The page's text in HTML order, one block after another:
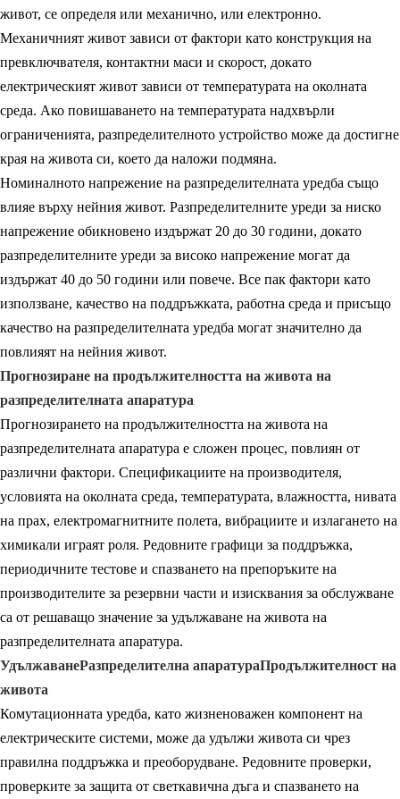
живот, се определя или механично, или електронно.
Механичният живот зависи от фактори като конструкция на
превключвателя, контактни маси и скорост, докато
електрическият живот зависи от температурата на околната
среда. Ако повишаването на температурата надхвърли
ограниченията, разпределителното устройство може да достигне
края на живота си, което да наложи подмяна.
Номиналното напрежение на разпределителната уредба също
влияе върху нейния живот. Разпределителните уреди за ниско
напрежение обикновено издържат 20 до 30 години, докато
разпределителните уреди за високо напрежение могат да
издържат 40 до 50 години или повече. Все пак фактори като
използване, качество на поддръжката, работна среда и присъщо
качество на разпределителната уредба могат значително да
повлияят на нейния живот.
Прогнозиране на продължителността на живота на
разпределителната апаратура
Прогнозирането на продължителността на живота на
разпределителната апаратура е сложен процес, повлиян от
различни фактори. Спецификациите на производителя,
условията на околната среда, температурата, влажността, нивата
на прах, електромагнитните полета, вибрациите и излагането на
химикали играят роля. Редовните графици за поддръжка,
периодичните тестове и спазването на препоръките на
производителите за резервни части и изисквания за обслужване
са от решаващо значение за удължаване на живота на
разпределителната апаратура.
УдължаванеРазпределителна апаратураПродължителност на
живота
Комутационната уредба, като жизненоважен компонент на
електрическите системи, може да удължи живота си чрез
правилна поддръжка и преоборудване. Редовните проверки,
проверките за защита от светкавична дъга и спазването на